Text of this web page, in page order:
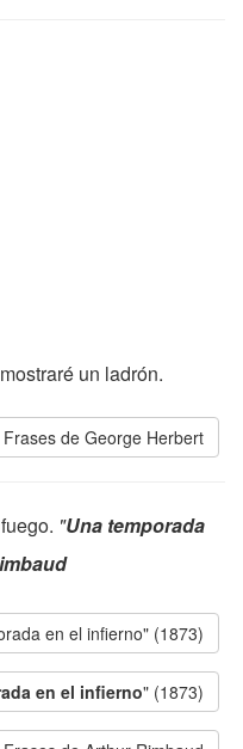
un ladrón.
Frases de George Herbert
"Una temporada
en el infierno" (1873)
en el infierno" (1873)